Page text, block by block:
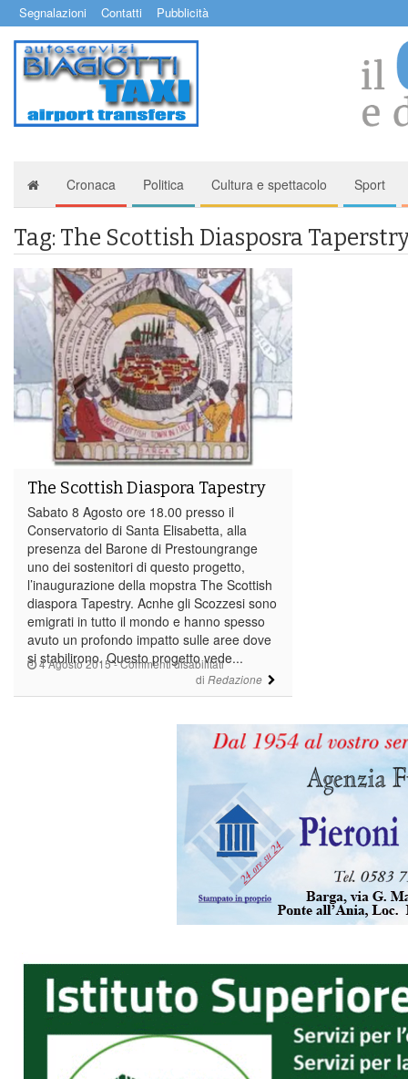
Segnalazioni Contatti Pubblicità
Cronaca Politica Cultura e spettacolo Sport
Tag: The Scottish Diasposra
4 Agosto 2015-Commenti disabilitatisu
The
Scottish
Tapestry
di Redazione
The Scottish Diaspora Tapestry
Sabato 8 Agosto ore 18.00 presso il
Conservatorio di Santa Elisabetta, alla
presenza del Barone di Prestoungrange
uno dei sostenitori di questo progetto,
l’inaugurazione della mopstra The Scottish
diaspora Tapestry. Acnhe gli Scozzesi sono
emigrati in tutto il mondo e hanno spesso
avuto un profondo impatto sulle aree dove
si stabilirono. Questo progetto vede...